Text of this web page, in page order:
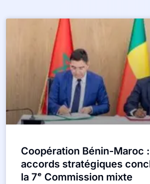
Coopération Bénin-Maroc
accords stratégiques
la 7ᵉ Commission mixte